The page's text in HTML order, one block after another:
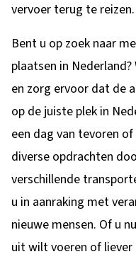
vervoer terug te reizen.
Bent u op zoek naar
plaatsen in
en zorg ervoor dat de
op de juiste plek in
een dag van tevoren
diverse opdrachten
verschillende
u in aanraking met
nieuwe mensen. Of u
uit wilt voeren of